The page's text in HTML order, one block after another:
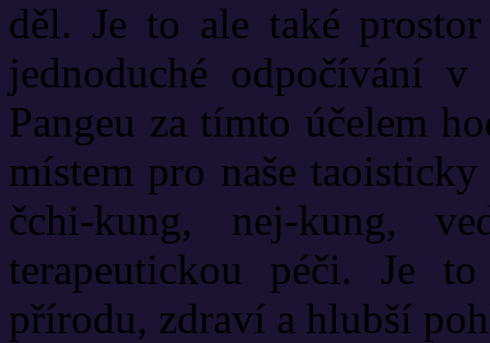
děl. Je to ale také
jednoduché odpočívání
Pangeu za tímto účelem
místem pro naše
čchi-kung, nej-kung,
terapeutickou péči. Je
přírodu, zdraví a hlubší